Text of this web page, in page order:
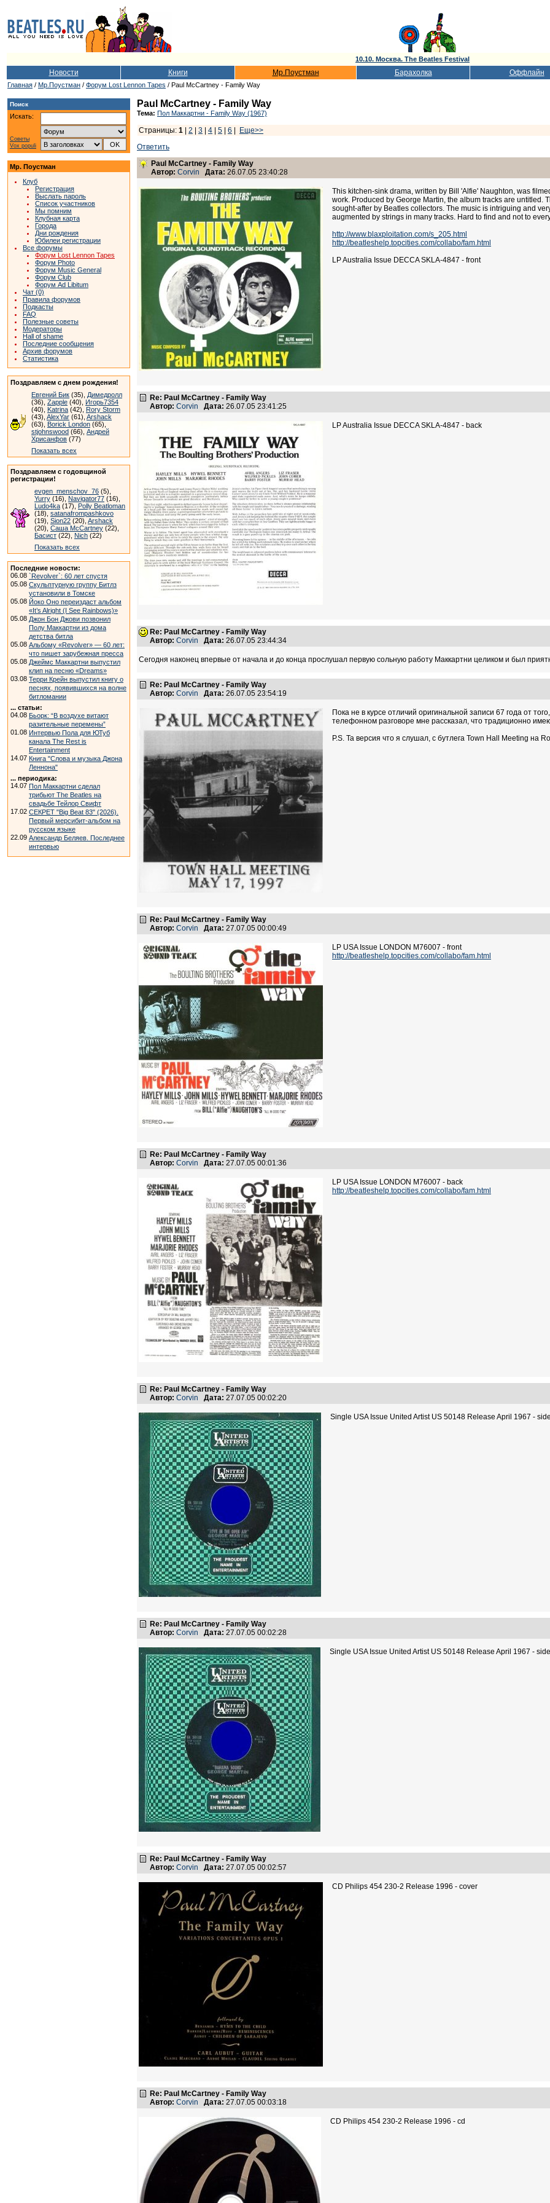
10.10. Москва. The Beatles Festival
Новости Книги Мр.Поустман Барахолка Оффлайн
Главная / Мр.Поустман / Форум Lost Lennon Tapes / Paul McCartney - Family Way
Поиск
Искать:
Советы
Vox populi
Мр. Поустман
Клуб
Регистрация
Выслать пароль
Список участников
Мы помним
Клубная карта
Города
Дни рождения
Юбилеи регистрации
Все форумы
Форум Lost Lennon Tapes
Форум Photo
Форум Music General
Форум Club
Форум Ad Libitum
Чат (0)
Правила форумов
Подкасты
FAQ
Полезные советы
Модераторы
Hall of shame
Последние сообщения
Архив форумов
Статистика
Поздравляем с днем рождения!
Евгений Бик (35), Димедролл
(36), Zapple (40), Игорь7354
(40), Katrina (42), Rory Storm
(43), AlexYar (61), Arshack
(63), Borick London (65),
stjohnswood (66), Андрей
Хрисанфов (77)
Показать всех
Поздравляем с годовщиной
регистрации!
evgen_menschov_76 (5),
Yurry (16), Navigator77 (16),
Ludo4ka (17), Polly Beatloman
(18), satanafrompashkovo
(19), Sion22 (20), Arshack
(20), Саша McCartney (22),
Басист (22), Nich (22)
Показать всех
Последние новости:
06.08 `Revolver`: 60 лет спустя
05.08 Скульптурную группу Битлз
установили в Томске
05.08 Йоко Оно переиздаст альбом
«It’s Alright (I See Rainbows)»
05.08 Джон Бон Джови позвонил
Полу Маккартни из дома
детства битла
05.08 Альбому «Revolver» — 60 лет:
что пишет зарубежная пресса
05.08 Джеймс Маккартни выпустил
клип на песню «Dreams»
03.08 Терри Крейн выпустил книгу о
песнях, появившихся на волне
битломании
... статьи:
04.08 Бьорк: “В воздухе витают
разительные перемены”
01.08 Интервью Пола для ЮТуб
канала The Rest is
Entertainment
14.07 Книга "Слова и музыка Джона
Леннона"
... периодика:
14.07 Пол Маккартни сделал
трибьют The Beatles на
свадьбе Тейлор Свифт
17.02 СЕКРЕТ "Big Beat 83" (2026).
Первый мерсибит-альбом на
русском языке
22.09 Александр Беляев. Последнее
интервью
Paul McCartney - Family Way
Тема: Пол Маккартни - Family Way (1967)
Страницы: 1 2 3 4 5 6
Еще>>
Ответить
Paul McCartney - Family Way
Автор: Corvin Дата: 26.07.05 23:40:28
This kitchen-sink drama, written by Bill 'Alfie' Naughton, was
work. Produced by George Martin, the album tracks are
sought-after by Beatles collectors. The music is intriguing and
augmented by strings in many tracks. Hard to find and not to
http://www.blaxploitation.com/s_205.html
http://beatleshelp.topcities.com/collabo/fam.html
LP Australia Issue DECCA SKLA-4847 - front
Re: Paul McCartney - Family Way
Автор: Corvin Дата: 26.07.05 23:41:25
LP Australia Issue DECCA SKLA-4847 - back
Re: Paul McCartney - Family Way
Автор: Corvin Дата: 26.07.05 23:44:34
Сегодня наконец впервые от начала и до конца прослушал первую сольную работу Маккартни целиком и был
Re: Paul McCartney - Family Way
Автор: Corvin Дата: 26.07.05 23:54:19
Пока не в курсе отличий оригинальной записи 67 года от
телефонном разговоре мне рассказал, что традиционно
P.S. Та версия что я слушал, с бутлега Town Hall Meeting на
Re: Paul McCartney - Family Way
Автор: Corvin Дата: 27.07.05 00:00:49
LP USA Issue LONDON M76007 - front
http://beatleshelp.topcities.com/collabo/fam.html
Re: Paul McCartney - Family Way
Автор: Corvin Дата: 27.07.05 00:01:36
LP USA Issue LONDON M76007 - back
http://beatleshelp.topcities.com/collabo/fam.html
Re: Paul McCartney - Family Way
Автор: Corvin Дата: 27.07.05 00:02:20
Single USA Issue United Artist US 50148 Release April 1967 -
Re: Paul McCartney - Family Way
Автор: Corvin Дата: 27.07.05 00:02:28
Single USA Issue United Artist US 50148 Release April 1967 -
Re: Paul McCartney - Family Way
Автор: Corvin Дата: 27.07.05 00:02:57
CD Philips 454 230-2 Release 1996 - cover
Re: Paul McCartney - Family Way
Автор: Corvin Дата: 27.07.05 00:03:18
CD Philips 454 230-2 Release 1996 - cd